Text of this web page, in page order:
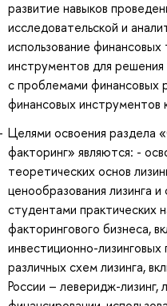
развитие навыков
исследовательской и
использование
инструментов для
с проблемами финансовых
финансовых инструментов
Целями освоения раздела
факторинг» являются: -
теоретических основ
ценообразования лизинга
студентами практических
факторингового бизнеса,
инвестиционно-
различных схем лизинга,
России – леверидж-лизинг,